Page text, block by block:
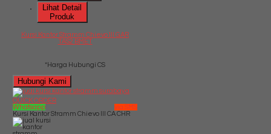
Lihat Detail
Produk
Kursi Kantor Stramm Chievo III GAR
TAS2 BMET
*Harga Hubungi CS
Hubungi Kami
QUICK ORDER
Whatsapp
via SMS
Kursi Kantor Stramm Chievo III CA CHR